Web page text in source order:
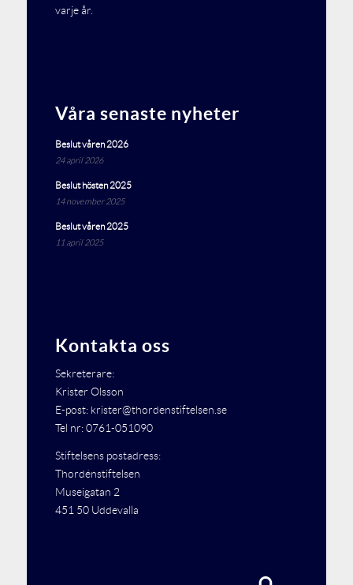
varje år.
Våra senaste nyheter
Beslut våren 2026
24 april 2026
Beslut hösten 2025
14 november 2025
Beslut våren 2025
11 april 2025
Kontakta oss
Sekreterare:
Krister Olsson
E-post: krister@thordenstiftelsen.se
Tel nr: 0761-051090
Stiftelsens postadress:
Thordénstiftelsen
Museigatan 2
451 50 Uddevalla